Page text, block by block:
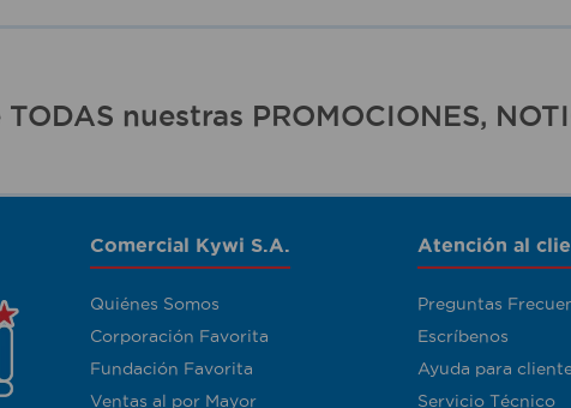
nuestras PROMOCIONES,
Comercial Kywi S.A.
Quiénes Somos
Corporación Favorita
Fundación Favorita
Ventas al por Mayor
Atención al
Preguntas
Escríbenos
Ayuda para
Servicio Técnico